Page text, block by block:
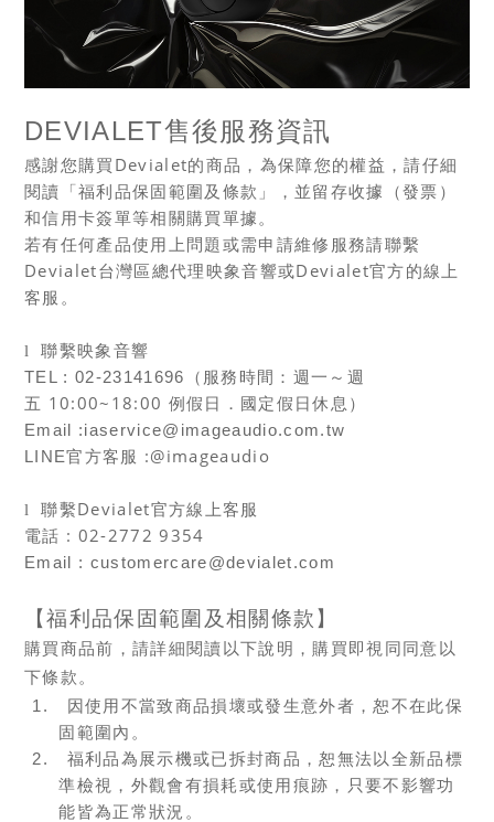
DEVIALET售後服務資訊
感謝您購買 Devialet的商品，為保障您的權益，請仔細
閱讀「福利品保固範圍及條款」，並留存收據（發票）
和信用卡簽單等相關購買單據。
若有任何產品使用上問題或需申請維修服務請聯繫
Devialet台灣區總代理映象音響或Devialet官方的線上
客服。
l
聯繫映象音響
TEL : 02-23141696
（服務時間：週一～週
五 10:00~18:00 例假日．國定假日休息）
Email :iaservice@imageaudio.com.tw
LINE官方客服 :@imageaudio
l 聯繫Devialet官方線上客服
電話 : 02-2772 9354
Email : customercare@devialet.com
【福利品保固範圍及相關條款】
購買商品前，請詳細閱讀以下說明，購買即視同同意以
下條款。
1.
因使用不當致商品損壞或發生意外者，恕不在此保
固範圍內。
2.
福利品為展示機或已拆封商品，恕無法以全新品標
準檢視，外觀會有損耗或使用痕跡，只要不影響功
能皆為正常狀況。